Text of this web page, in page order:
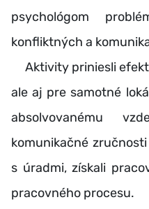
psychológom
konfliktných a
Aktivity priniesli
ale aj pre samotné
absolvovanému
komunikačné
s úradmi, získali
pracovného procesu.